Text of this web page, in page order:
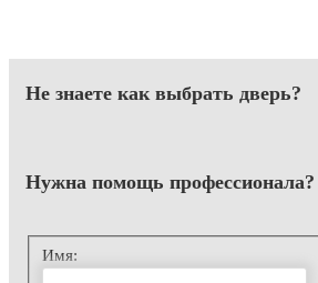
Не знаете как выбрать дверь?
Нужна помощь профессионала?
Имя: